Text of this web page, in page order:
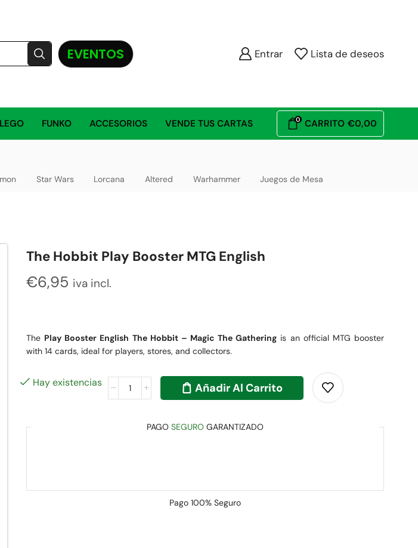
EVENTOS Entrar Lista de deseos
LEGO FUNKO ACCESORIOS VENDE TUS CARTAS 0 CARRITO €0,00
Star Wars Lorcana Altered Warhammer Juegos de Mesa
The Hobbit Play Booster MTG English
€6,95 iva incl.
The Play Booster English The Hobbit – Magic The Gathering is an official MTG booster
with 14 cards, ideal for players, stores, and collectors.
Hay existencias Añadir Al Carrito
PAGO SEGURO GARANTIZADO
Pago 100% Seguro